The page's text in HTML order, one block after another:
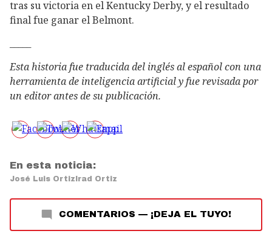
tras su victoria en el Kentucky Derby, y el resultado
final fue ganar el Belmont.
Esta historia fue traducida del inglés al español con una
herramienta de inteligencia artificial y fue revisada por
un editor antes de su publicación.
En esta noticia:
José Luis Ortiz Irad Ortiz
COMENTARIOS — ¡DEJA EL TUYO!